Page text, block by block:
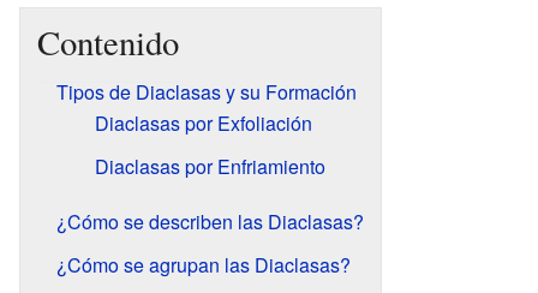
Contenido
Tipos de Diaclasas y su Formación
Diaclasas por Exfoliación
Diaclasas por Enfriamiento
¿Cómo se describen las Diaclasas?
¿Cómo se agrupan las Diaclasas?